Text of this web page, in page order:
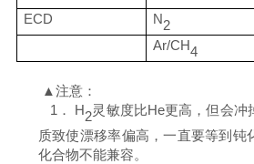
ECD
N2
Ar/CH4
▲注意：
1． H2灵敏度比He更高，但会冲
质致使漂移率偏高，一直要等到钝
化合物不能兼容。